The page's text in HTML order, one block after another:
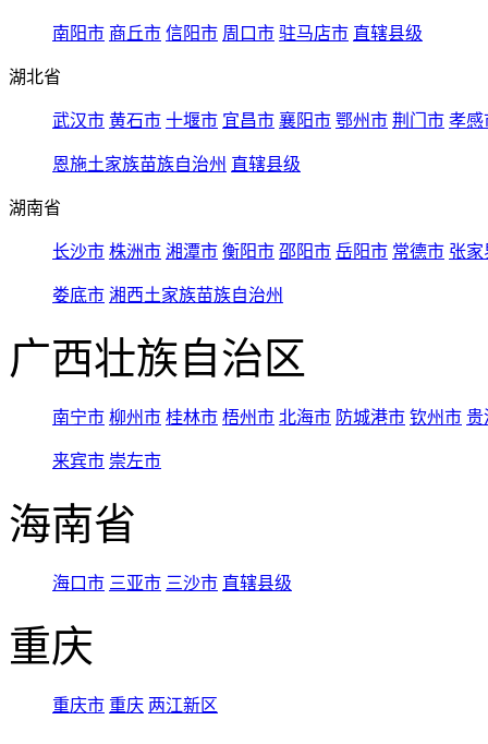
南阳市 商丘市 信阳市 周口市 驻马店市 直辖县级
湖北省
武汉市 黄石市 十堰市 宜昌市 襄阳市 鄂州市 荆门市 孝感
恩施土家族苗族自治州 直辖县级
湖南省
长沙市 株洲市 湘潭市 衡阳市 邵阳市 岳阳市 常德市 张家
娄底市 湘西土家族苗族自治州
广西壮族自治区
南宁市 柳州市 桂林市 梧州市 北海市 防城港市 钦州市 贵
来宾市 崇左市
海南省
海口市 三亚市 三沙市 直辖县级
重庆
重庆市 重庆 两江新区